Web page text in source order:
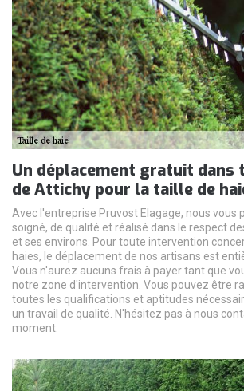
Un déplacement gratuit dans
de Attichy pour la taille de
Avec l'entreprise Pruvost Elagage, nous vous
soigné, de qualité et réalisé dans le respect
et ses environs. Pour toute intervention
haies, le déplacement de nos artisans est
Vous n'aurez aucuns frais à payer tant que
notre zone d'intervention. Vous pouvez être
toutes les qualifications et aptitudes
un travail de qualité. N'hésitez pas à nous
moment.